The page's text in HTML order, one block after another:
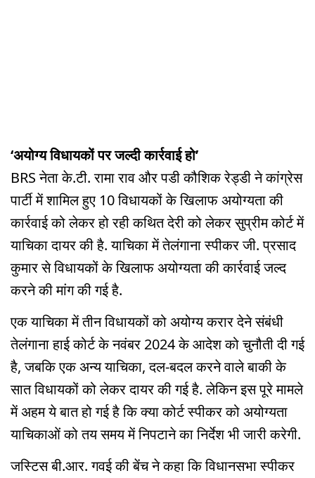
‘अयोग्य विधायकों पर जल्दी कार्रवाई हो’
BRS नेता के.टी. रामा राव और पडी कौशिक रेड्डी ने कांग्रेस
पार्टी में शामिल हुए 10 विधायकों के खिलाफ अयोग्यता की
कार्रवाई को लेकर हो रही कथित देरी को लेकर सुप्रीम कोर्ट में
याचिका दायर की है. याचिका में तेलंगाना स्पीकर जी. प्रसाद
कुमार से विधायकों के खिलाफ अयोग्यता की कार्रवाई जल्द
करने की मांग की गई है.
एक याचिका में तीन विधायकों को अयोग्य करार देने संबंधी
तेलंगाना हाई कोर्ट के नवंबर 2024 के आदेश को चुनौती दी गई
है, जबकि एक अन्य याचिका, दल-बदल करने वाले बाकी के
सात विधायकों को लेकर दायर की गई है. लेकिन इस पूरे मामले
में अहम ये बात हो गई है कि क्या कोर्ट स्पीकर को अयोग्यता
याचिकाओं को तय समय में निपटाने का निर्देश भी जारी करेगी.
जस्टिस बी.आर. गवई की बेंच ने कहा कि विधानसभा स्पीकर